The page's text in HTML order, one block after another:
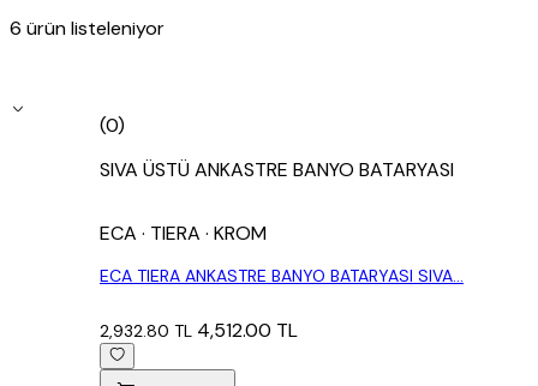
6 ürün listeleniyor
(0)
SIVA ÜSTÜ ANKASTRE BANYO BATARYASI
ECA · TIERA · KROM
ECA TIERA ANKASTRE BANYO BATARYASI SIVA...
2,932.80 TL 4,512.00 TL